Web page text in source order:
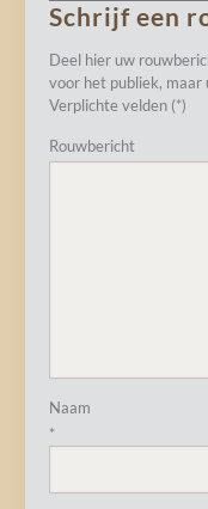
Schrijf een
Deel hier uw
voor het publiek, maar
Verplichte velden (*)
Rouwbericht
Naam
*